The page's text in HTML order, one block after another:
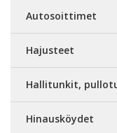
Autosoittimet
Hajusteet
Hallitunkit,
Hinausköydet